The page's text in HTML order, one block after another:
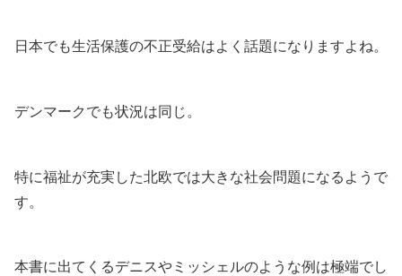
日本でも生活保護の不正受給はよく話題になりますよね。
デンマークでも状況は同じ。
特に福祉が充実した北欧では大きな社会問題になるようで
す。
本書に出てくるデニスやミッシェルのような例は極端でし